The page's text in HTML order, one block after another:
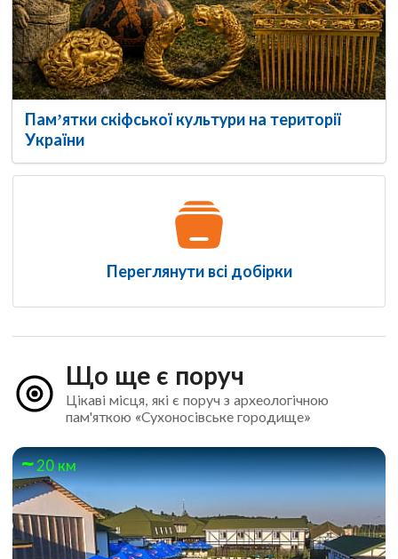
Пам’ятки скіфської культури на території
України
Переглянути всі добірки
Що ще є поруч
Цікаві місця, які є поруч з археологічною
пам'яткою «Сухоносівське городище»
20 км